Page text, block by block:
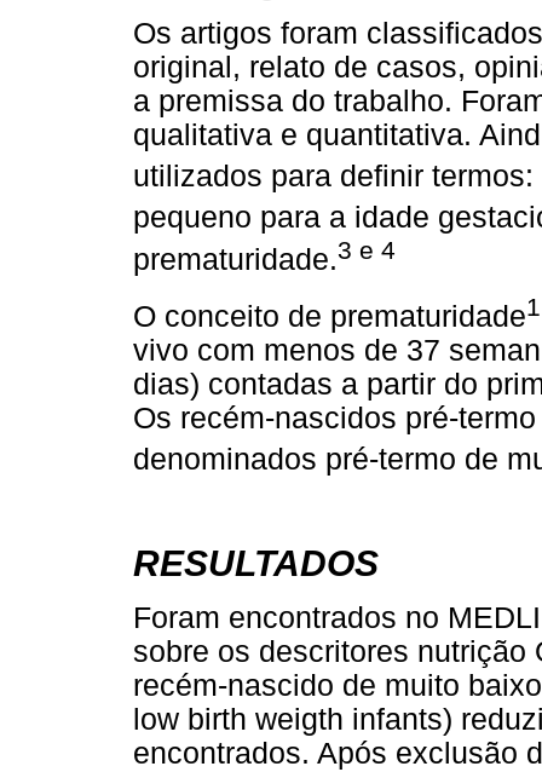
Os artigos foram
original, relato de casos,
a premissa do trabalho.
qualitativa e quantitativa.
utilizados para definir
pequeno para a idade
prematuridade.3 e 4
O conceito de prematuridade
vivo com menos de 37
dias) contadas a partir do
Os recém-nascidos pré-
denominados pré-termo de
RESULTADOS
Foram encontrados no
sobre os descritores nutrição
recém-nascido de muito
low birth weigth infants)
encontrados. Após exclusão